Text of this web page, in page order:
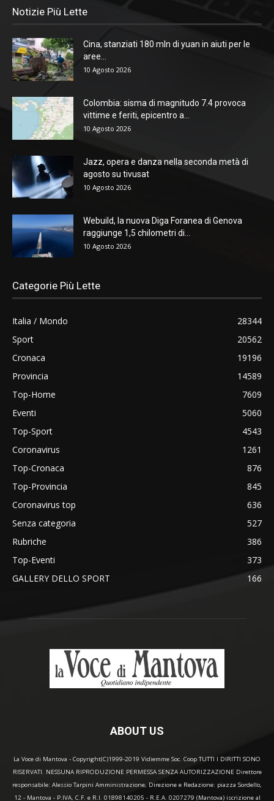
Notizie Più Lette
Cina, stanziati 180 mln di yuan in aiuti per le
aree...
10 Agosto 2026
Colombia: sisma di magnitudo 7.4 provoca
vittime e feriti, epicentro a...
10 Agosto 2026
Jazz, opera e danza nella seconda metà di
agosto su tivusat
10 Agosto 2026
Webuild, la nuova Diga Foranea di Genova
raggiunge 1,5 chilometri di...
10 Agosto 2026
Categorie Più Lette
Italia / Mondo
28344
Sport
20562
Cronaca
19196
Provincia
14589
Top-Home
7609
Eventi
5060
Top-Sport
4543
Coronavirus
1261
Top-Cronaca
876
Top-Provincia
845
Coronavirus top
636
Senza categoria
527
Rubriche
386
Top-Eventi
373
GALLERY DELLO SPORT
166
ABOUT US
La Voce di Mantova - Copyright(C)1999-2019 Vidiemme Soc. Coop TUTTI I DIRITTI SONO
RISERVATI. NESSUNA RIPRODUZIONE PERMESSA SENZA AUTORIZZAZIONE Direttore
responsabile: Alessio Tarpini Amministrazione, Direzione e Redazione: piazza Sordello,
12 - Mantova - P.IVA, C.F. e R.I. 01898140205 - R.E.A. 0207279 (Mantova) iscrizione al